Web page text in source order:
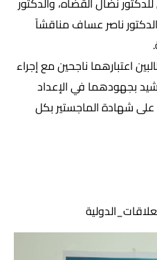
ناصر عساف مناقشاً
اعتبارهما ناجحين مع إجراء
بجهودهما في الإعداد
شهادة الماجستير بكل